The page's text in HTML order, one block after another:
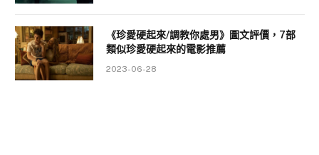
《珍愛硬起來/調教你處男》圖文評價，7部
類似珍愛硬起來的電影推薦
2023-06-28